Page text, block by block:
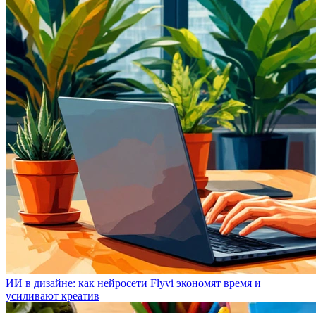
ИИ в дизайне: как нейросети Flyvi экономят время и
усиливают креатив